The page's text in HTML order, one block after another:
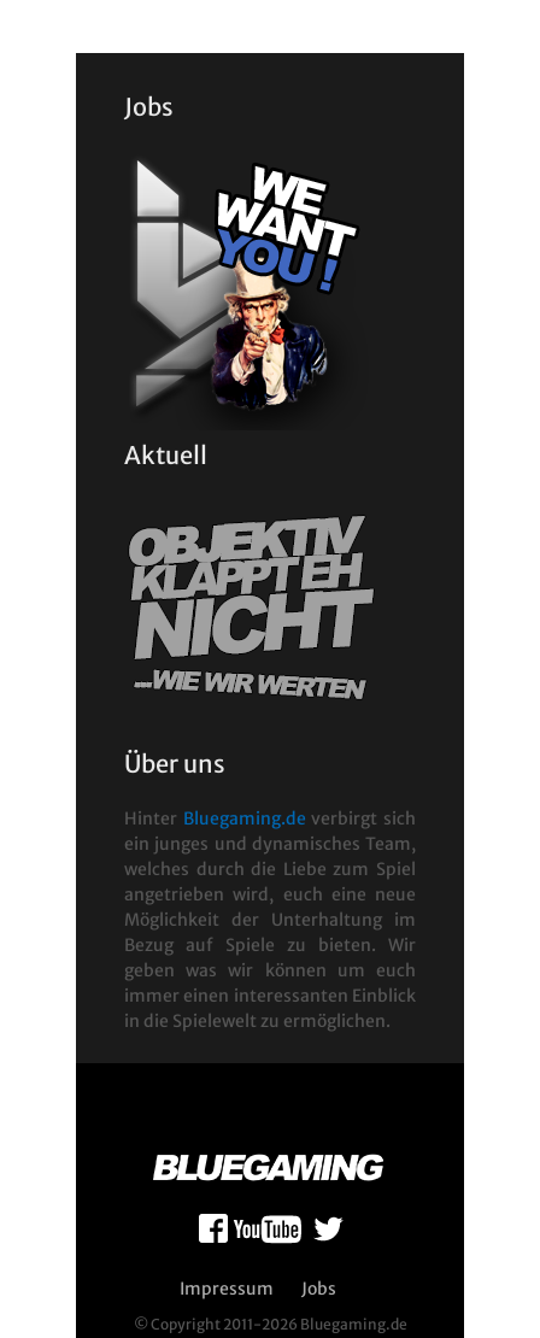
Jobs
Aktuell
Über uns
Hinter Bluegaming.de verbirgt sich
ein junges und dynamisches Team,
welches durch die Liebe zum Spiel
angetrieben wird, euch eine neue
Möglichkeit der Unterhaltung im
Bezug auf Spiele zu bieten. Wir
geben was wir können um euch
immer einen interessanten Einblick
in die Spielewelt zu ermöglichen.
Impressum Jobs
© Copyright 2011-2026 Bluegaming.de